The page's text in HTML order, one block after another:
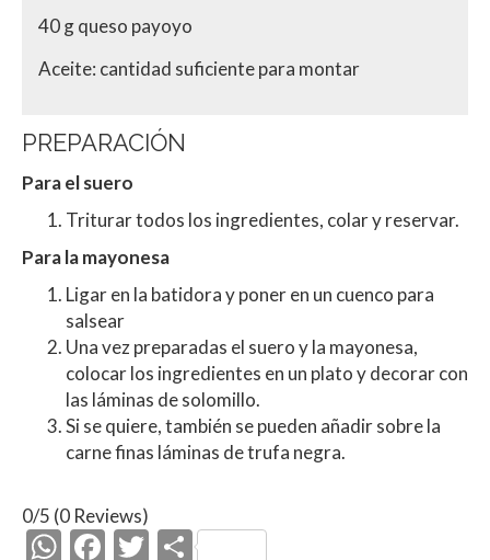
40 g queso payoyo
Aceite: cantidad suficiente para montar
PREPARACIÓN
Para el suero
Triturar todos los ingredientes, colar y reservar.
Para la mayonesa
Ligar en la batidora y poner en un cuenco para
salsear
Una vez preparadas el suero y la mayonesa,
colocar los ingredientes en un plato y decorar con
las láminas de solomillo.
Si se quiere, también se pueden añadir sobre la
carne finas láminas de trufa negra.
0/5 (0 Reviews)
W F
T C